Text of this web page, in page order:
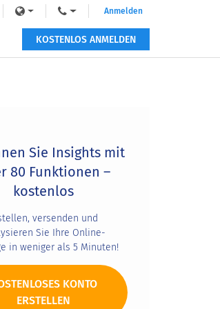
Anmelden
KOSTENLOS ANMELDEN
Sie Insights mit
80 Funktionen –
kostenlos
versenden und
Sie Ihre Online-
in weniger als 5 Minuten!
KONTO
ERSTELLEN